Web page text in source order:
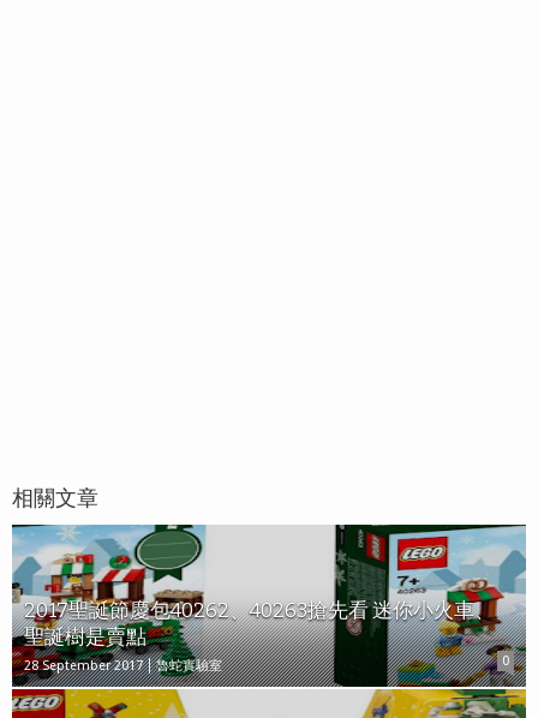
相關文章
2017聖誕節慶包40262、40263搶先看 迷你小火車、
聖誕樹是賣點
28 September 2017 魯蛇實驗室 0